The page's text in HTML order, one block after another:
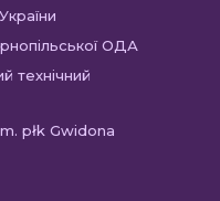
ОДА
технічний
płk Gwidona